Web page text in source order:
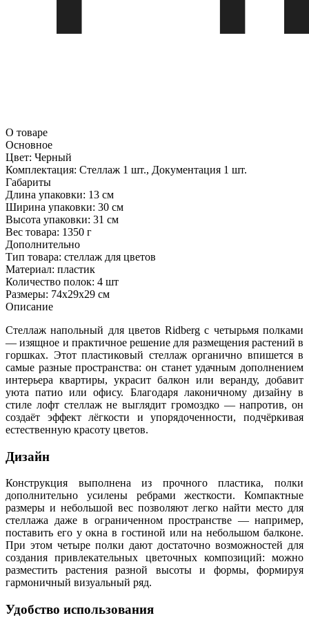
О товаре
Основное
Цвет: Черный
Комплектация: Стеллаж 1 шт., Документация 1 шт.
Габариты
Длина упаковки: 13 см
Ширина упаковки: 30 см
Высота упаковки: 31 см
Вес товара: 1350 г
Дополнительно
Тип товара: стеллаж для цветов
Материал: пластик
Количество полок: 4 шт
Размеры: 74x29x29 см
Описание
Стеллаж напольный для цветов Ridberg с четырьмя полками
— изящное и практичное решение для размещения растений в
горшках. Этот пластиковый стеллаж органично впишется в
самые разные пространства: он станет удачным дополнением
интерьера квартиры, украсит балкон или веранду, добавит
уюта патио или офису. Благодаря лаконичному дизайну в
стиле лофт стеллаж не выглядит громоздко — напротив, он
создаёт эффект лёгкости и упорядоченности, подчёркивая
естественную красоту цветов.
Дизайн
Конструкция выполнена из прочного пластика, полки
дополнительно усилены ребрами жесткости. Компактные
размеры и небольшой вес позволяют легко найти место для
стеллажа даже в ограниченном пространстве — например,
поставить его у окна в гостиной или на небольшом балконе.
При этом четыре полки дают достаточно возможностей для
создания привлекательных цветочных композиций: можно
разместить растения разной высоты и формы, формируя
гармоничный визуальный ряд.
Удобство использования